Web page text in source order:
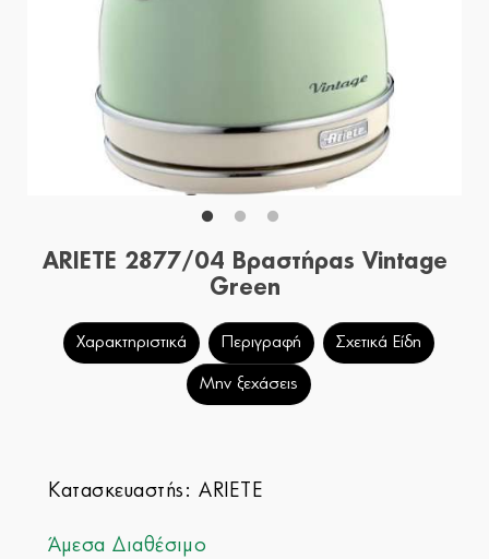
ARIETE 2877/04 Βραστήρας Vintage
Green
Χαρακτηριστικά Περιγραφή Σχετικά Είδη
Μην ξεχάσεις
Κατασκευαστής:ARIETE
Άμεσα Διαθέσιμο